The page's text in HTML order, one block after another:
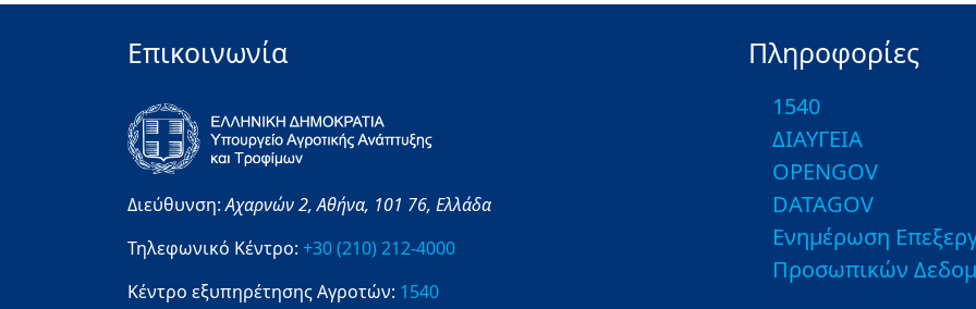
Επικοινωνία
Διεύθυνση:Αχαρνών 2,Αθήνα, 101 76, Ελλάδα
Τηλεφωνικό Κέντρο: +30 (210) 212-4000
Κέντρο εξυπηρέτησης Αγροτών: 1540
Πληροφορίες
1540
ΔΙΑΥΓΕΙΑ
OPENGOV
DATAGOV
Ενημέρωση
Προσωπικών